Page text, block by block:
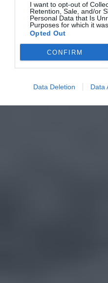
I want to opt-out of
Retention, Sale, and/or
Personal Data that Is
Purposes for which it
Opted Out
CONFIRM
Data Deletion Data